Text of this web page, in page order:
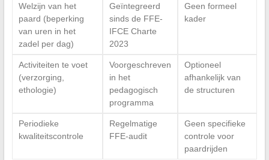
Welzijn van het
paard (beperking
van uren in het
zadel per dag)
Geïntegreerd
sinds de FFE-
IFCE Charte
2023
Geen formeel
kader
Activiteiten te voet
(verzorging,
ethologie)
Voorgeschreven
in het
pedagogisch
programma
Optioneel
afhankelijk van
de structuren
Periodieke
kwaliteitscontrole
Regelmatige
FFE-audit
Geen specifieke
controle voor
paardrijden